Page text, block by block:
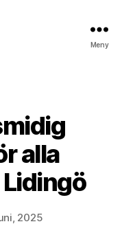
Meny
alla
2025